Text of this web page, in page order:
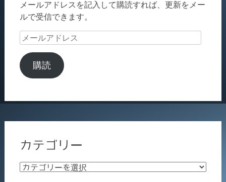
メールアドレスを記入して購読すれば、更新をメー
ルで受信できます。
メ
ル
ア
購読
カテゴリー
カ